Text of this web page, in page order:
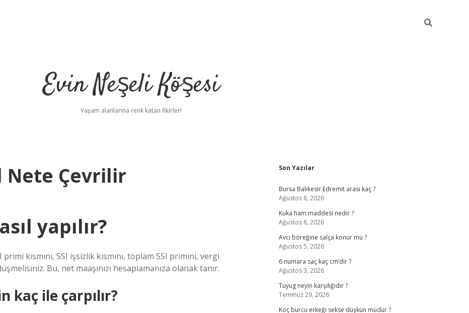
Evin Neşeli Köşesi
Yaşam alanlarına renk katan fikirler!
Nete Çevrilir
yapılır?
kısmını, SSI işsizlik kısmını, toplam SSI primini, vergi
Bu, net maaşınızı hesaplamanıza olanak tanır.
kaç ile çarpılır?
Sidebar
Son Yazılar
Bursa Balıkesir Edremit arası kaç ?
Ağustos 6, 2026
Kuka ham maddesi nedir ?
Ağustos 6, 2026
Avcı böreğine salça konur mu ?
Ağustos 5, 2026
6 numara saç kaç cm’dir ?
Ağustos 3, 2026
Tuyug neyin karşılığıdır ?
Temmuz 29, 2026
Koç burcu erkeği sekse düşkün müdür ?